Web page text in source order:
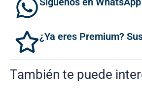
¿Ya eres Premium?
También te puede